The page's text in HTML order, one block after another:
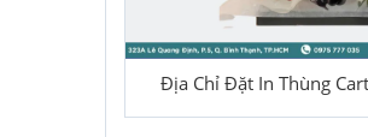
Địa Chỉ Đặt In Thùng